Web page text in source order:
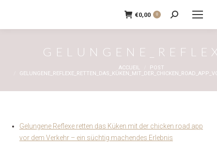
€0,00 0
Recherche
:
ACCUEIL
POST
Gelungene Reflexe retten das Küken mit der chicken road app
vor dem Verkehr – ein süchtig machendes Erlebnis